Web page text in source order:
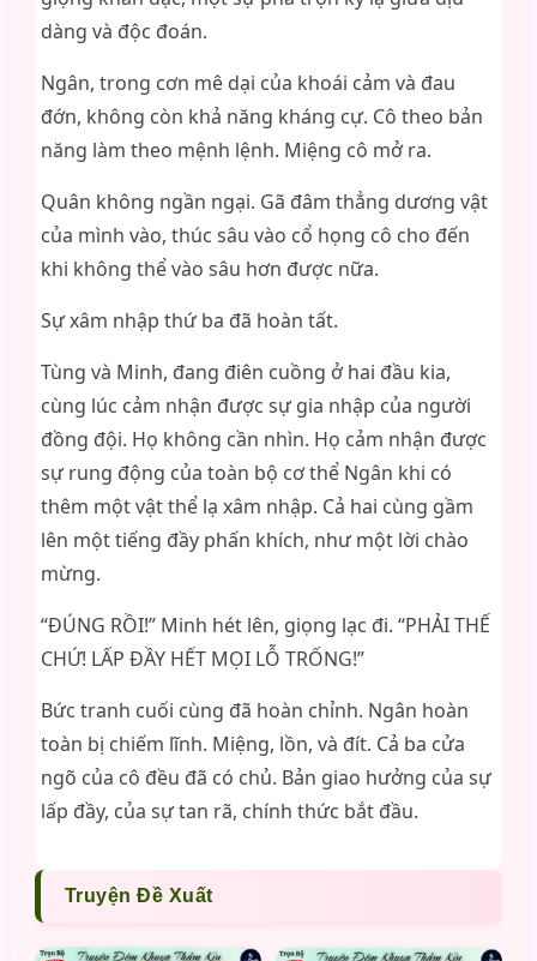
dàng và độc đoán.
Ngân, trong cơn mê dại của khoái cảm và đau
đớn, không còn khả năng kháng cự. Cô theo bản
năng làm theo mệnh lệnh. Miệng cô mở ra.
Quân không ngần ngại. Gã đâm thẳng dương vật
của mình vào, thúc sâu vào cổ họng cô cho đến
khi không thể vào sâu hơn được nữa.
Sự xâm nhập thứ ba đã hoàn tất.
Tùng và Minh, đang điên cuồng ở hai đầu kia,
cùng lúc cảm nhận được sự gia nhập của người
đồng đội. Họ không cần nhìn. Họ cảm nhận được
sự rung động của toàn bộ cơ thể Ngân khi có
thêm một vật thể lạ xâm nhập. Cả hai cùng gầm
lên một tiếng đầy phấn khích, như một lời chào
mừng.
“ĐÚNG RỒI!” Minh hét lên, giọng lạc đi. “PHẢI THẾ
CHỨ! LẤP ĐẦY HẾT MỌI LỖ TRỐNG!”
Bức tranh cuối cùng đã hoàn chỉnh. Ngân hoàn
toàn bị chiếm lĩnh. Miệng, lồn, và đít. Cả ba cửa
ngõ của cô đều đã có chủ. Bản giao hưởng của sự
lấp đầy, của sự tan rã, chính thức bắt đầu.
Truyện Đề Xuất